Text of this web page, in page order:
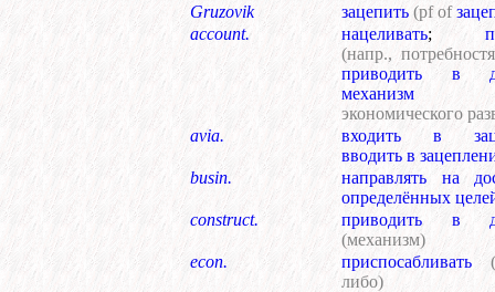
Gruzovik
зацепить (pf of
account.
нацеливать;
(напр.,
приводить в
механизм
экономического
avia.
входить в
вводить в
busin.
направлять на
определённых
construct.
приводить в
(механизм)
econ.
приспосабливать
либо)